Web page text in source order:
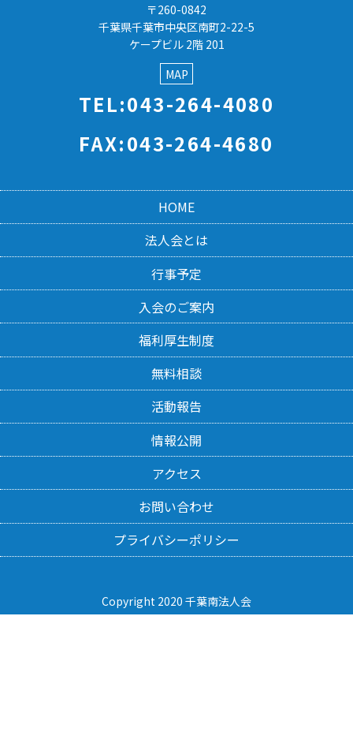
〒260-0842
千葉県千葉市中央区南町2-22-5
ケープビル 2階 201
MAP
TEL:043-264-4080
FAX:043-264-4680
HOME
法人会とは
行事予定
入会のご案内
福利厚生制度
無料相談
活動報告
情報公開
アクセス
お問い合わせ
プライバシーポリシー
Copyright 2020 千葉南法人会